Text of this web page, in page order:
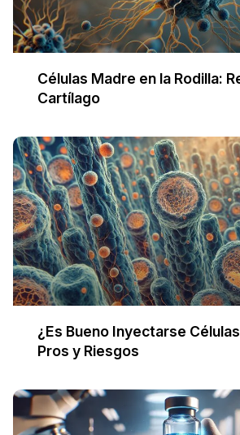
Células Madre en la Rodilla:
Cartílago
¿Es Bueno Inyectarse
Pros y Riesgos